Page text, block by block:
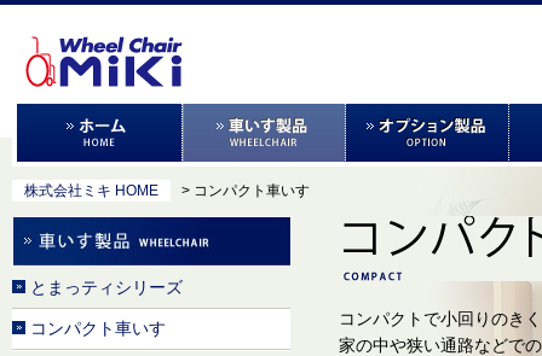
株式会社ミキ HOME > コンパクト車いす
コンパクトで小回りのき
家の中や狭い通路などで
とまっティシリーズ
コンパクト車いす